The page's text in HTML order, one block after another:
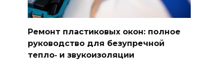
Ремонт пластиковых окон: полное
руководство для безупречной
тепло‑ и звукоизоляции